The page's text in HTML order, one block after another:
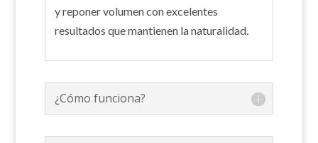
y reponer volumen con excelentes
resultados que mantienen la naturalidad.
¿Cómo funciona?